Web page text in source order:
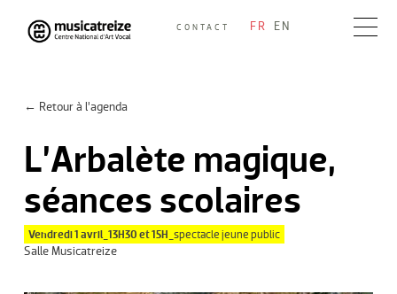
Skip
to
CONTACT FR EN
← Retour à l’agenda
L’Arbalète magique,
séances scolaires
Vendredi 1 avril_13H30 et 15H_ spectacle jeune public
Salle Musicatreize